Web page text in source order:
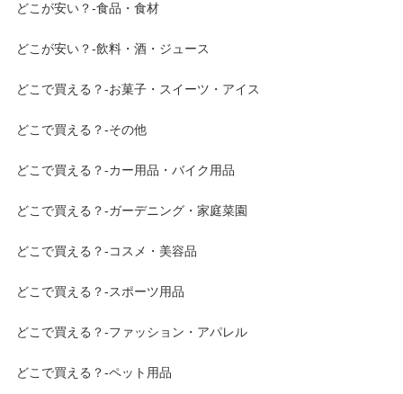
どこが安い？-食品・食材
どこが安い？-飲料・酒・ジュース
どこで買える？-お菓子・スイーツ・アイス
どこで買える？-その他
どこで買える？-カー用品・バイク用品
どこで買える？-ガーデニング・家庭菜園
どこで買える？-コスメ・美容品
どこで買える？-スポーツ用品
どこで買える？-ファッション・アパレル
どこで買える？-ペット用品